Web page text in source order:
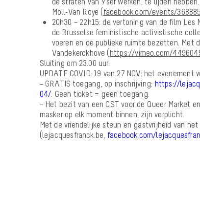
Moll-Van Roye (facebook.com/events/
20h30 – 22h15: de vertoning van de film
de Brusselse feministische activistische
voeren en de publieke ruimte bezetten. Met
Vandekerckhove (https://vimeo.com/
Sluiting om 23.00 uur.
UPDATE COVID-19 van 27 NOV: het evenement
– GRATIS toegang, op inschrijving: https://
04/. Geen ticket = geen toegang.
– Het bezit van een CST voor de Queer Market
masker op elk moment binnen, zijn verplicht.
Met de vriendelijke steun en gastvrijheid van
(lejacquesfranck.be, facebook.com/